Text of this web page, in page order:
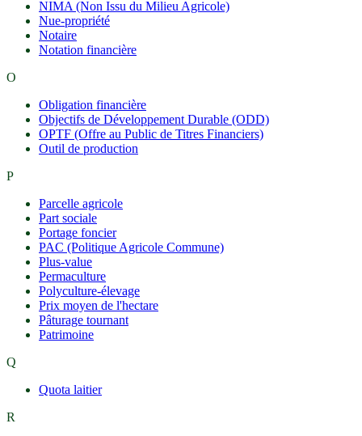
NIMA (Non Issu du Milieu Agricole)
Nue-propriété
Notaire
Notation financière
O
Obligation financière
Objectifs de Développement Durable (ODD)
OPTF (Offre au Public de Titres Financiers)
Outil de production
P
Parcelle agricole
Part sociale
Portage foncier
PAC (Politique Agricole Commune)
Plus-value
Permaculture
Polyculture-élevage
Prix moyen de l'hectare
Pâturage tournant
Patrimoine
Q
Quota laitier
R